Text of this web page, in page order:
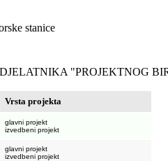
stanice
"PROJEKTNOG
Vrsta projekta
glavni projekt
izvedbeni projekt
glavni projekt
izvedbeni projekt